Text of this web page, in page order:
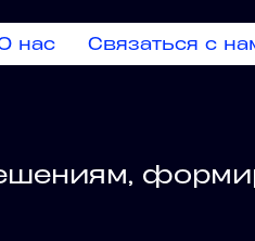
нас Связаться с